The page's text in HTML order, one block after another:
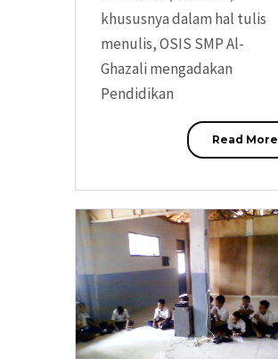
khususnya dalam hal tulis
menulis, OSIS SMP Al-
Ghazali mengadakan
Pendidikan
Read More